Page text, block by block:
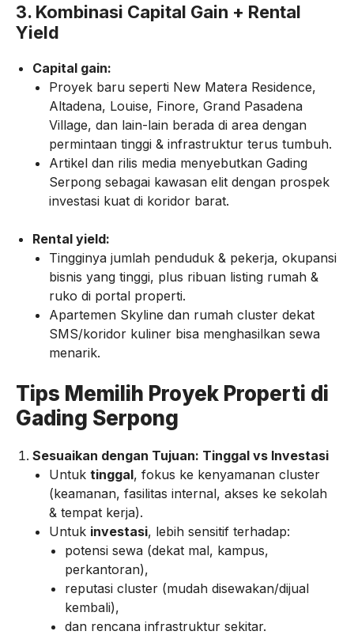
3. Kombinasi Capital Gain + Rental
Yield
Capital gain:
Proyek baru seperti New Matera Residence,
Altadena, Louise, Finore, Grand Pasadena
Village, dan lain-lain berada di area dengan
permintaan tinggi & infrastruktur terus tumbuh.
Artikel dan rilis media menyebutkan Gading
Serpong sebagai kawasan elit dengan prospek
investasi kuat di koridor barat.
Rental yield:
Tingginya jumlah penduduk & pekerja, okupansi
bisnis yang tinggi, plus ribuan listing rumah &
ruko di portal properti.
Apartemen Skyline dan rumah cluster dekat
SMS/koridor kuliner bisa menghasilkan sewa
menarik.
Tips Memilih Proyek Properti di
Gading Serpong
Sesuaikan dengan Tujuan: Tinggal vs Investasi
Untuk tinggal, fokus ke kenyamanan cluster
(keamanan, fasilitas internal, akses ke sekolah
& tempat kerja).
Untuk investasi, lebih sensitif terhadap:
potensi sewa (dekat mal, kampus,
perkantoran),
reputasi cluster (mudah disewakan/dijual
kembali),
dan rencana infrastruktur sekitar.